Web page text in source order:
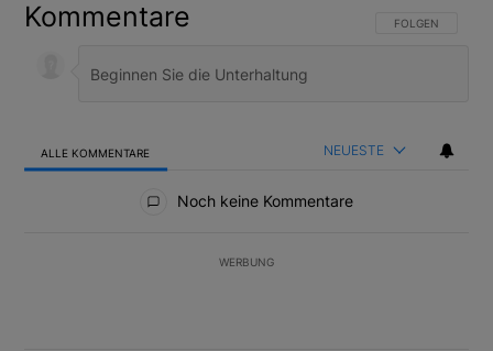
Kommentare FOLGE DIESER
FOLGEN
ALLE KOMMENTARE NEUESTE
Noch keine Kommentare
WERBUNG